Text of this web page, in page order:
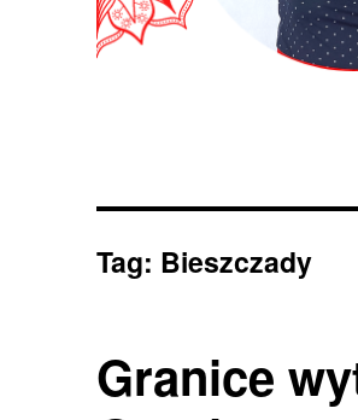
Tag: Bieszczady
Granice